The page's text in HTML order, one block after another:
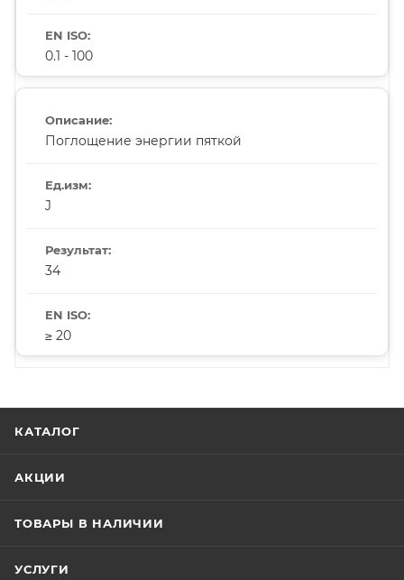
0.1 - 100
Поглощение энергии пяткой
J
34
≥ 20
КАТАЛОГ
АКЦИИ
ТОВАРЫ В НАЛИЧИИ
УСЛУГИ